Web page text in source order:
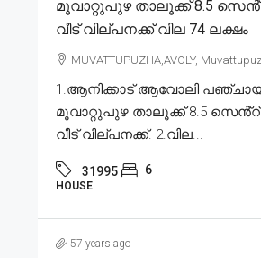
മൂവാറ്റുപുഴ താലൂക്ക് 8.5 സെൻ്റ്
വീട് വില്പനക്ക് വില 74 ലക്ഷം
MUVATTUPUZHA,AVOLY,
1.ആനിക്കാട് ആവോലി
മൂവാറ്റുപുഴ താലൂക്ക് 8.5 സെൻ്റ്
വീട് വില്പനക്ക്. 2.വില...
31995 6
HOUSE
57 years ago